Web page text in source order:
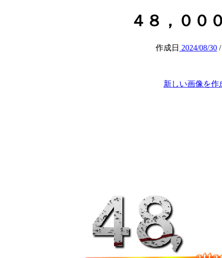
４８，００
作成日 2024/08/30
新しい画像を作